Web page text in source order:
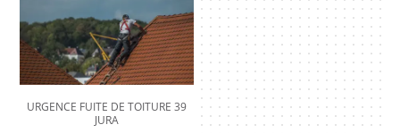
URGENCE FUITE DE TOITURE 39
JURA